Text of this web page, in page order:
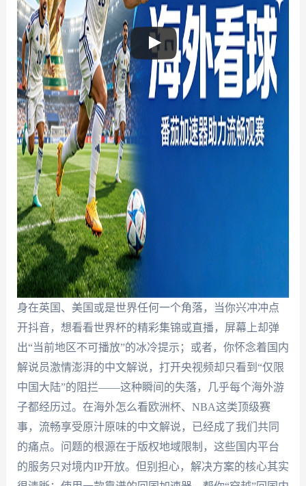
身在英国、美国或是世界任何一个角落，当你兴冲冲点
开抖音，想看看世界杯的精彩集锦或直播，屏幕上却弹
出“当前地区不可播放”的冰冷提示；或者，你怀念着国内
解说员激情澎湃的中文解说，打开央视频却只看到“仅限
中国大陆”的阻拦——这种瞬间的失落，几乎每个海外游
子都经历过。在海外怎么看欧洲杯、NBA这类顶级赛
事，流畅享受原汁原味的中文解说，已经成了我们共同
的痛点。问题的根源在于版权地域限制，这些国内平台
的服务只对境内IP开放。但别担心，解决方案的核心其实